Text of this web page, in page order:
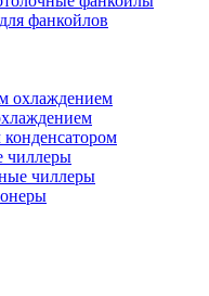
фанкойлов
охлаждением
чиллеры
чиллеры